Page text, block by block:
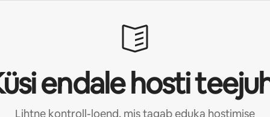
endale hosti
Lihtne kontroll-loend, mis tagab eduka hostimise